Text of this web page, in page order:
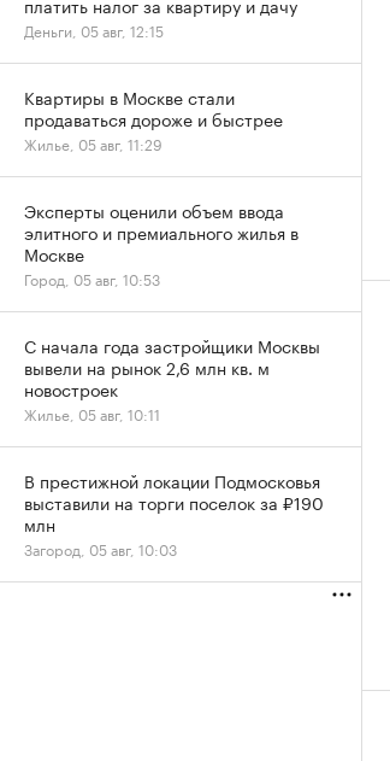
Деньги, 05 авг, 12:15
Квартиры в Москве стали
продаваться дороже и быстрее
Жилье, 05 авг, 11:29
Эксперты оценили объем ввода
элитного и премиального жилья в
Москве
Город, 05 авг, 10:53
С начала года застройщики Москвы
вывели на рынок 2,6 млн кв. м
новостроек
Жилье, 05 авг, 10:11
В престижной локации Подмосковья
выставили на торги поселок за ₽190
млн
Загород, 05 авг, 10:03